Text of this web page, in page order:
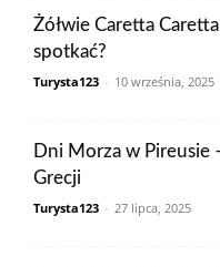
Żółwie Caretta
spotkać?
Turysta123 - 10 września, 2025
Dni Morza w Pireusie
Grecji
Turysta123 - 27 lipca, 2025